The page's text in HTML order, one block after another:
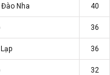
Nha 40
36
36
32